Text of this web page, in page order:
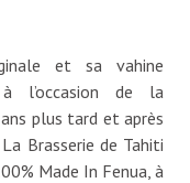
et sa vahine
l’occasion de la
plus tard et après
Brasserie de Tahiti
Made In Fenua, à